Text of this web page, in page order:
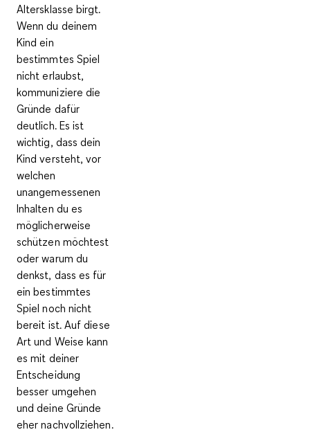
Altersklasse birgt.
Wenn du deinem
Kind ein
bestimmtes Spiel
nicht erlaubst,
kommuniziere die
Gründe dafür
deutlich. Es ist
wichtig, dass dein
Kind versteht, vor
welchen
unangemessenen
Inhalten du es
möglicherweise
schützen möchtest
oder warum du
denkst, dass es für
ein bestimmtes
Spiel noch nicht
bereit ist. Auf diese
Art und Weise kann
es mit deiner
Entscheidung
besser umgehen
und deine Gründe
eher nachvollziehen.